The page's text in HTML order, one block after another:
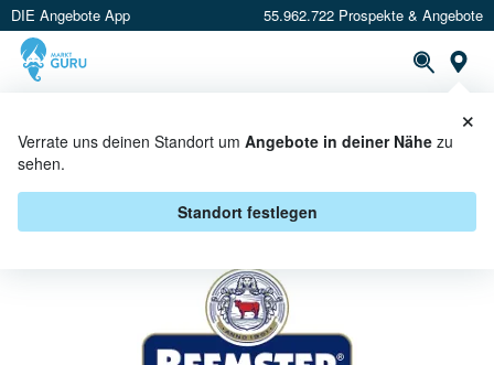
DIE Angebote App 55.962.722 Prospekte & Angebote
Verrate uns deinen Standort um Angebote in deiner Nähe zu
sehen.
Standort festlegen
×
BEEMSTER BEI EDEKA ZURHEIDE
- ANGEBOTE & AKTIONEN